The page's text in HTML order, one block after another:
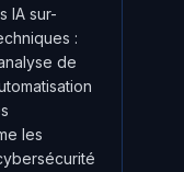
IA sur-
:
de
les